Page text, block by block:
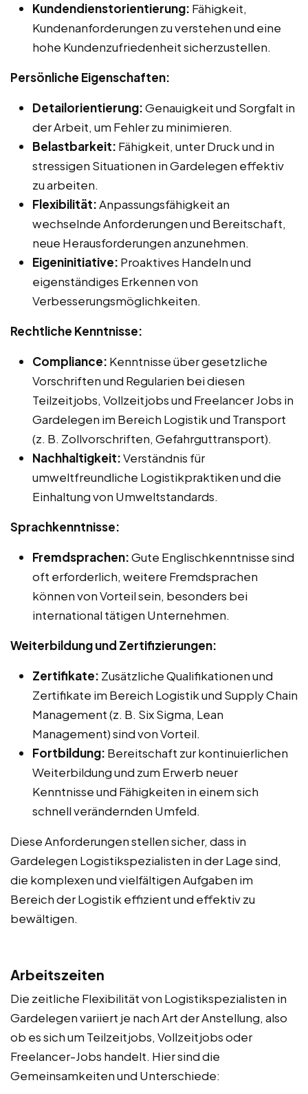
Kundendienstorientierung: Fähigkeit,
Kundenanforderungen zu verstehen und eine
hohe Kundenzufriedenheit sicherzustellen.
Persönliche Eigenschaften:
Detailorientierung:Genauigkeit und Sorgfalt in
der Arbeit, um Fehler zu minimieren.
Belastbarkeit: Fähigkeit, unter Druck und in
stressigen Situationen in Gardelegen effektiv
zu arbeiten.
Flexibilität:Anpassungsfähigkeit an
wechselnde Anforderungen und Bereitschaft,
neue Herausforderungen anzunehmen.
Eigeninitiative: Proaktives Handeln und
eigenständiges Erkennen von
Verbesserungsmöglichkeiten.
Rechtliche Kenntnisse:
Compliance: Kenntnisse über gesetzliche
Vorschriften und Regularien bei diesen
Teilzeitjobs, Vollzeitjobs und Freelancer Jobs in
Gardelegen im Bereich Logistik und Transport
(z. B. Zollvorschriften, Gefahrguttransport).
Nachhaltigkeit:Verständnis für
umweltfreundliche Logistikpraktiken und die
Einhaltung von Umweltstandards.
Sprachkenntnisse:
Fremdsprachen:Gute Englischkenntnisse sind
oft erforderlich, weitere Fremdsprachen
können von Vorteil sein, besonders bei
international tätigen Unternehmen.
Weiterbildung und Zertifizierungen:
Zertifikate: Zusätzliche Qualifikationen und
Zertifikate im Bereich Logistik und Supply Chain
Management (z. B. Six Sigma, Lean
Management) sind von Vorteil.
Fortbildung: Bereitschaft zur kontinuierlichen
Weiterbildung und zum Erwerb neuer
Kenntnisse und Fähigkeiten in einem sich
schnell verändernden Umfeld.
Diese Anforderungen stellen sicher, dass in
Gardelegen Logistikspezialisten in der Lage sind,
die komplexen und vielfältigen Aufgaben im
Bereich der Logistik effizient und effektiv zu
bewältigen.
Arbeitszeiten
Die zeitliche Flexibilität von Logistikspezialisten in
Gardelegen variiert je nach Art der Anstellung, also
ob es sich um Teilzeitjobs, Vollzeitjobs oder
Freelancer-Jobs handelt. Hier sind die
Gemeinsamkeiten und Unterschiede: